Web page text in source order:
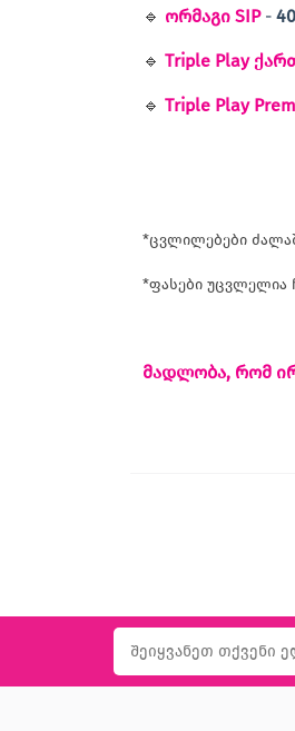
🔹 ორმაგი SIP - 40
🔹 Triple Play
🔹 Triple Play
*ცვლილებები
*ფასები უცვლელია
მადლობა, რომ